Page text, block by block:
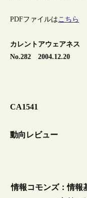
PDFファイルはこちら
カレントアウェアネス
No.282 2004.12.20
CA1541
動向レビュー
情報コモンズ：情報